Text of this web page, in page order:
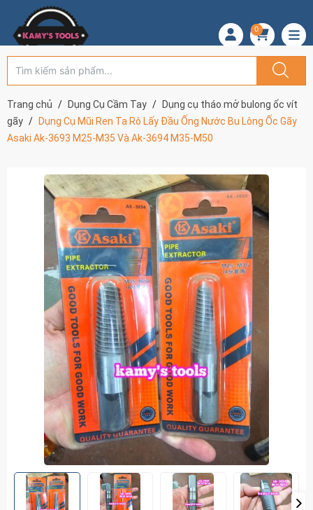
0
Trang chủ Dụng Cụ Cầm Tay
Dụng cụ tháo mở bulong ốc vít
gãy
Dụng Cụ Mũi Ren Ta Rô Lấy Đầu Ống Nước Bu Lông Ốc Gãy
Asaki Ak-3693 M25-M35 Và Ak-3694 M35-M50